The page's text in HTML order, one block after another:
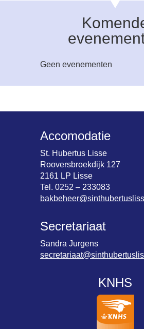
Geen evenementen
Accomodatie
St. Hubertus Lisse
Rooversbroekdijk 127
2161 LP Lisse
Tel. 0252 – 233083
Secretariaat
Sandra Jurgens
KNHS